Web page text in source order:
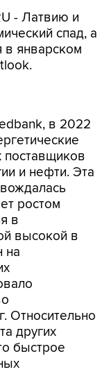
- Латвию и
спад, а
в январском
в 2022
поставщиков
и нефти. Эта
ростом
в
высокой в
на
Относительно
других
быстрое